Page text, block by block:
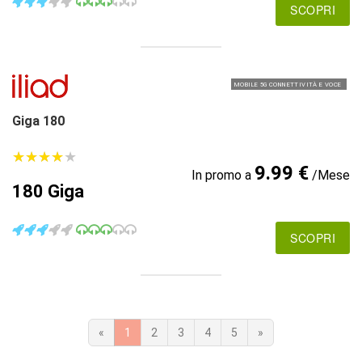
SCOPRI
MOBILE 5G CONNETTIVITÀ E VOCE
Giga 180
★★★★★
★★★★★
180 Giga
In promo a 9.99 €/Mese
SCOPRI
« 1 2 3 4 5 »